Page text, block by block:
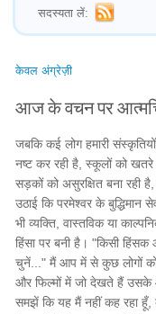
सदस्यता लें:
केवल अंग्रेज़ी
आज के वचन पर
जबकि कई लोग हमारी
नष्ट कर रही है, स्कूलों को खतरे
सड़कों को असुरक्षित बना रही
उठाई कि परमेश्वर के बुद्धिमान
भी व्यक्ति, वास्तविक या
हिंसा पर बनी है। "किसी
चुनें..." मैं आप में से कुछ लोगों
और फिल्मों में जो देखते हैं उसके
समझें कि यह मैं नहीं कह रहा हूँ,